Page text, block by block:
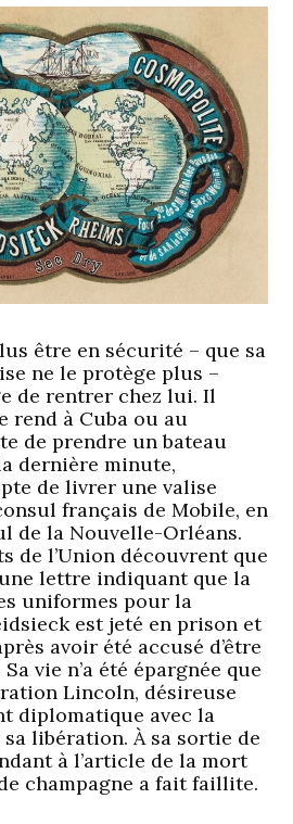
être en sécurité – que sa
ne le protège plus –
de rentrer chez lui. Il
rend à Cuba ou au
de prendre un bateau
dernière minute,
de livrer une valise
français de Mobile, en
de la Nouvelle-Orléans.
de l’Union découvrent que
lettre indiquant que la
uniformes pour la
est jeté en prison et
avoir été accusé d’être
vie n’a été épargnée que
Lincoln, désireuse
diplomatique avec la
libération. À sa sortie de
à l’article de la mort
champagne a fait faillite.